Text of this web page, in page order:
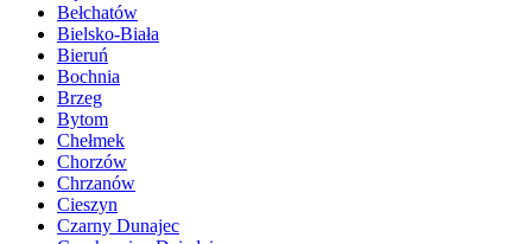
Bełchatów
Bielsko-Biała
Bieruń
Bochnia
Brzeg
Bytom
Chełmek
Chorzów
Chrzanów
Cieszyn
Czarny Dunajec